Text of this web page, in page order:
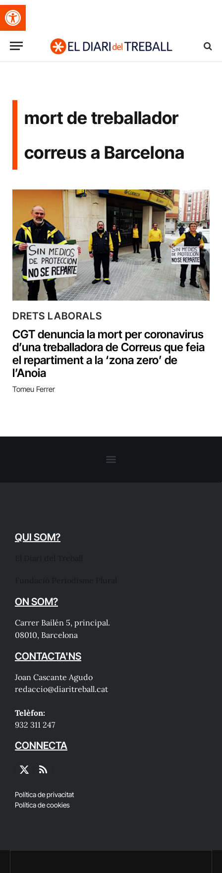
Obre la barra d'eines
mort de treballador
correus a Barcelona
DRETS LABORALS
CGT denuncia la mort per coronavirus
d’una treballadora de Correus que feia
el repartiment a la ‘zona zero’ de
l’Anoia
Tomeu Ferrer
QUI SOM?
ON SOM?
Carrer Bailén 5, principal.
08010, Barcelona
CONTACTA'NS
Joan Cascante Agudo
redaccio@diaritreball.cat
Telèfon:
932 311 247
CONNECTA
X
RSS
Política de privacitat
Política de cookies